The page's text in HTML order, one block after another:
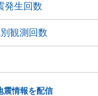
発生回数
観測回数
震情報を配信